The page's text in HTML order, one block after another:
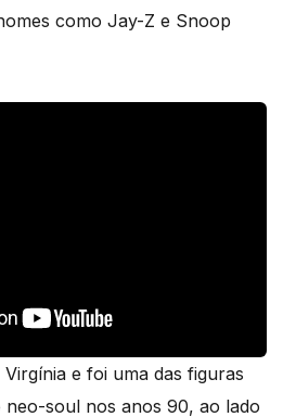
como Jay-Z e Snoop
e foi uma das figuras
soul nos anos 90, ao lado